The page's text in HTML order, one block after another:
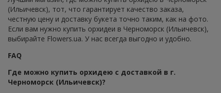
(Ильичевск), тот, что гарантирует качество заказа,
честную цену и доставку букета точно таким, как на фото.
Если вам нужно купить орхидеи в Черноморск (Ильичевск),
выбирайте Flowers.ua. У нас всегда выгодно и удобно.
FAQ
Где можно купить орхидею с доставкой в г.
Черноморск (Ильичевск)?